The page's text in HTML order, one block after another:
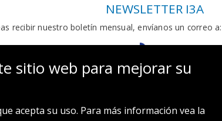
NEWSLETTER I3A
recibir nuestro boletín mensual, envíanos un correo a:
sitio web para mejorar su
acepta su uso. Para más información vea la